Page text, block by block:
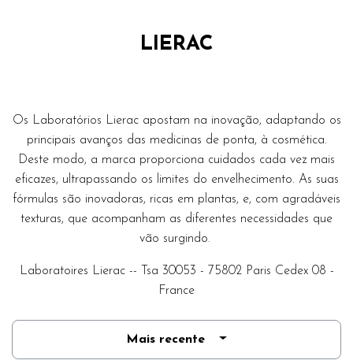
LIERAC
Os Laboratórios Lierac apostam na inovação, adaptando os
principais avanços das medicinas de ponta, à cosmética.
Deste modo, a marca proporciona cuidados cada vez mais
eficazes, ultrapassando os limites do envelhecimento. As suas
fórmulas são inovadoras, ricas em plantas, e, com agradáveis
texturas, que acompanham as diferentes necessidades que
vão surgindo.
Laboratoires Lierac -- Tsa 30053 - 75802 Paris Cedex 08 -
France
Mais recente